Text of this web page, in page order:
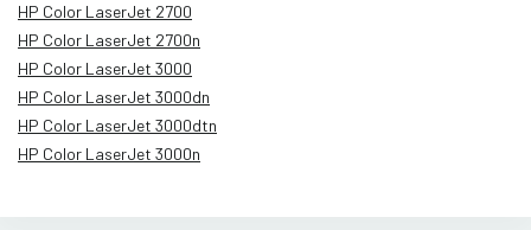
HP Color LaserJet 2700
HP Color LaserJet 2700n
HP Color LaserJet 3000
HP Color LaserJet 3000dn
HP Color LaserJet 3000dtn
HP Color LaserJet 3000n